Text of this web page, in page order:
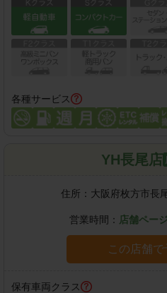
各種サービス
YH長尾店
住所： 大阪府枚方市長
営業時間： 店舗ペー
この店舗
保有車両クラス